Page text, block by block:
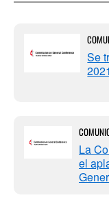
Se
2021
La
el